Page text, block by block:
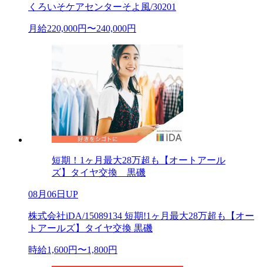
くろいそケアセンターそよ風/30201
月給220,000円〜240,000円
短期！1ヶ月最大28万超も【オートアール
ズ】タイヤ交換 黒磯
08月06日UP
株式会社iDA/15089134 短期!1ヶ月最大28万超も【オー
トアールズ】タイヤ交換 黒磯
時給1,600円〜1,800円